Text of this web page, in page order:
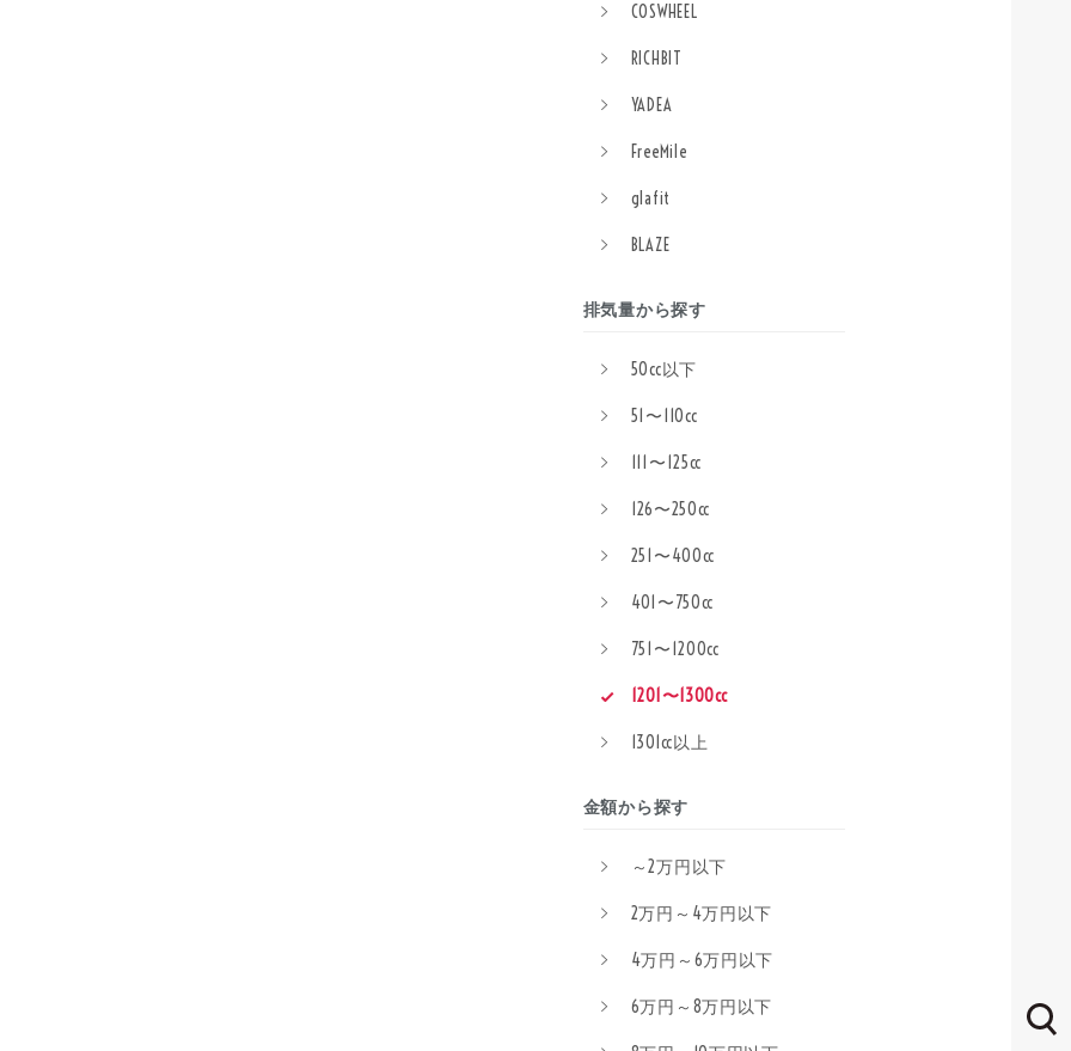
COSWHEEL
RICHBIT
YADEA
FreeMile
glafit
BLAZE
排気量から探す
50cc以下
51〜110cc
111〜125cc
126〜250cc
251〜400cc
401〜750cc
751〜1200cc
1201〜1300cc
1301cc以上
金額から探す
～2万円以下
2万円～4万円以下
4万円～6万円以下
6万円～8万円以下